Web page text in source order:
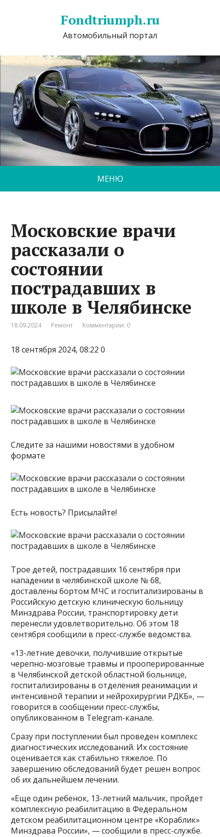
Fondtriumph.ru
Автомобильный портал
МЕНЮ
Московские врачи
рассказали о
состоянии
пострадавших в
школе в Челябинске
18.09.2024 Ремонт Комментарии: 0
18 сентября 2024, 08:22 0
Следите за нашими новостями в удобном
формате
Есть новость? Присылайте!
Трое детей, пострадавших 16 сентября при
нападении в челябинской школе № 68,
доставлены бортом МЧС и госпитализированы в
Российскую детскую клиническую больницу
Минздрава России, транспортировку дети
перенесли удовлетворительно. Об этом 18
сентября сообщили в пресс-службе ведомства.
«13-летние девочки, получившие открытые
черепно-мозговые травмы и прооперированные
в Челябинской детской областной больнице,
госпитализированы в отделения реанимации и
интенсивной терапии и нейрохирургии РДКБ», —
говорится в сообщении пресс-службы,
опубликованном в Telegram-канале.
Сразу при поступлении был проведен комплекс
диагностических исследований. Их состояние
оценивается как стабильно тяжелое. По
завершению обследований будет решен вопрос
об их дальнейшем лечении.
«Еще один ребенок, 13-летний мальчик, пройдет
комплексную реабилитацию в Федеральном
детском реабилитационном центре «Кораблик»
Минздрава России», — сообщили в пресс-службе.